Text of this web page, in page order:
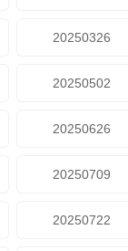
20250326
20250502
20250626
20250709
20250722